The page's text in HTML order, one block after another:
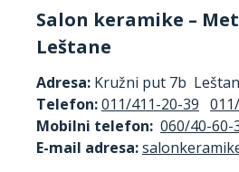
Salon keramike –
Leštane
Adresa: Kružni put 7b
Telefon:011/411-20-39
Mobilni telefon: 060/40-60-
E-mail adresa: